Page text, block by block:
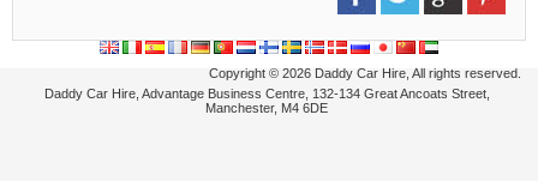
»مطار برشلونة
(14.2 km)
De Llobregat, 08820
Copyright © 2026 Daddy Car Hire, All rights reserved.
Daddy Car Hire, Advantage Business Centre, 132-134 Great Ancoats Street,
Manchester, M4 6DE